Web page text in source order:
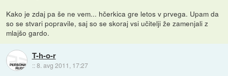
Kako je zdaj pa še ne vem... hčerkica gre letos v prvega. Upam da
so se stvari popravile, saj so se skoraj vsi učitelji že zamenjali z
mlajšo gardo.
T-h-o-r
::8. avg 2011, 17:27